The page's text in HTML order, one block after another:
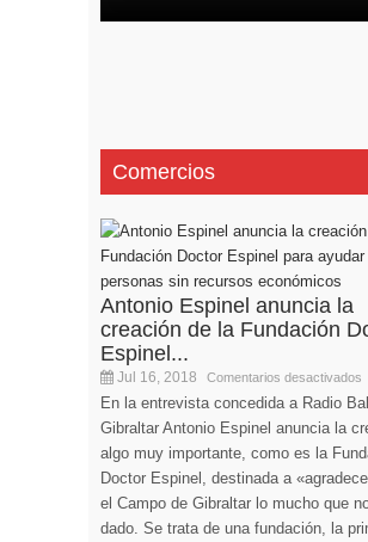
Comercios
Antonio Espinel anuncia la
creación de la Fundación
Espinel...
Jul 16, 2018 Comentarios desactivados
En la entrevista concedida a Radio
Gibraltar Antonio Espinel anuncia la
algo muy importante, como es la
Doctor Espinel, destinada a
el Campo de Gibraltar lo mucho que
dado. Se trata de una fundación, la